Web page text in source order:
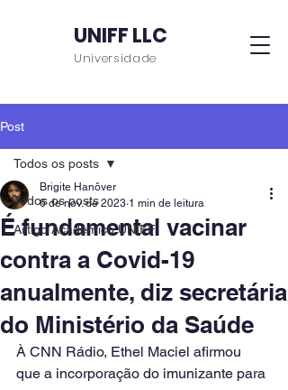
UNIFF LLC
Universidade
Post
Todos os posts
Artigo Acadêmico UNIFF
Todos os posts
É fundamental vacinar
contra a Covid-19
anualmente, diz secretária
do Ministério da Saúde
Brigite Hanôver
6 de nov. de 2023 1 min de leitura
À CNN Rádio, Ethel Maciel afirmou
que a incorporação do imunizante para